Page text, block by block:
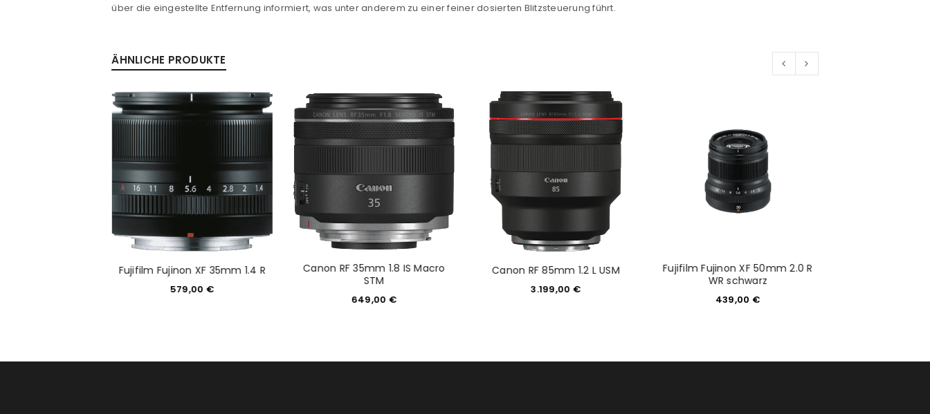
ANMELDEN
PASSWORT VERGESSEN?
NEWSLETTER ABONNIEREN
Ja, ich möchte ein Kundenkonto eröffnen und akzeptiere die
Datenschutzerklärung. *
über die eingestellte Entfernung informiert, was unter anderem zu einer feiner dosierten Blitzsteuerung führt.
ÄHNLICHE PRODUKTE
Fujifilm Fujinon XF 35mm 1.4 R
579,00 €
Canon RF 35mm 1.8 IS Macro
STM
649,00 €
Canon RF 85mm 1.2 L USM
3.199,00 €
Fujifilm Fujinon XF 50mm 2.0 R
WR schwarz
439,00 €